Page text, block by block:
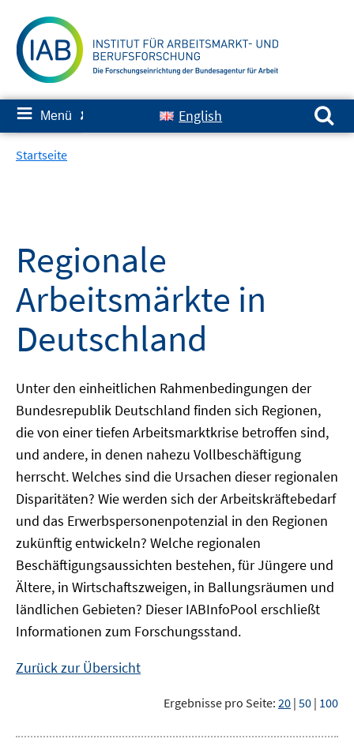
zum
Inhalt
≡ Menü ✘ English
Suchen nach:
Startseite
Regionale
Arbeitsmärkte in
Deutschland
Unter den einheitlichen Rahmenbedingungen der
Bundesrepublik Deutschland finden sich Regionen,
die von einer tiefen Arbeitsmarktkrise betroffen sind,
und andere, in denen nahezu Vollbeschäftigung
herrscht. Welches sind die Ursachen dieser regionalen
Disparitäten? Wie werden sich der Arbeitskräftebedarf
und das Erwerbspersonenpotenzial in den Regionen
zukünftig entwickeln? Welche regionalen
Beschäftigungsaussichten bestehen, für Jüngere und
Ältere, in Wirtschaftszweigen, in Ballungsräumen und
ländlichen Gebieten? DieserIABInfoPool erschließt
Informationen zum Forschungsstand.
Zurück zur Übersicht
Ergebnisse pro Seite: 20 | 50 | 100